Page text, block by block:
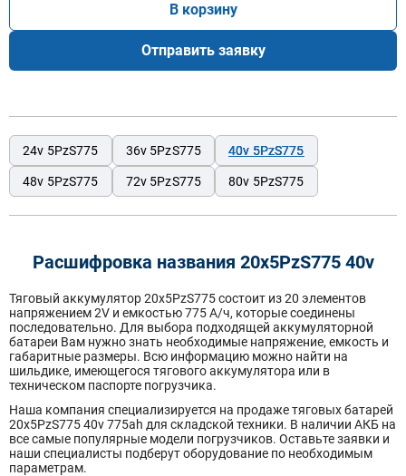
В корзину
Отправить заявку
24v 5PzS775 36v 5PzS775 40v 5PzS775
48v 5PzS775 72v 5PzS775 80v 5PzS775
Расшифровка названия 20х5PzS775 40v
Тяговый аккумулятор 20x5PzS775 состоит из 20 элементов
напряжением 2V и емкостью 775 А/ч, которые соединены
последовательно. Для выбора подходящей аккумуляторной
батареи Вам нужно знать необходимые напряжение, емкость и
габаритные размеры. Всю информацию можно найти на
шильдике, имеющегося тягового аккумулятора или в
техническом паспорте погрузчика.
Наша компания специализируется на продаже тяговых батарей
20х5PzS775 40v 775ah для складской техники. В наличии АКБ на
все самые популярные модели погрузчиков. Оставьте заявки и
наши специалисты подберут оборудование по необходимым
параметрам.